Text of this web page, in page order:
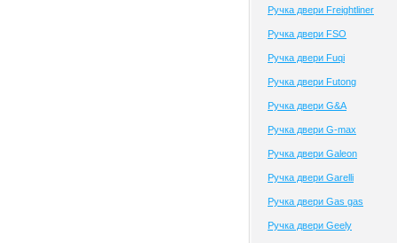
Ручка двери Freightliner
Ручка двери FSO
Ручка двери Fuqi
Ручка двери Futong
Ручка двери G&A
Ручка двери G-max
Ручка двери Galeon
Ручка двери Garelli
Ручка двери Gas gas
Ручка двери Geely